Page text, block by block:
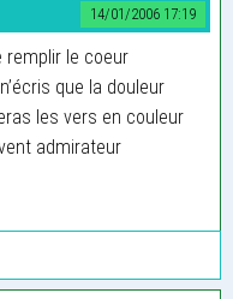
14/01/2006 17:19
remplir le coeur
que la douleur
les vers en couleur
admirateur